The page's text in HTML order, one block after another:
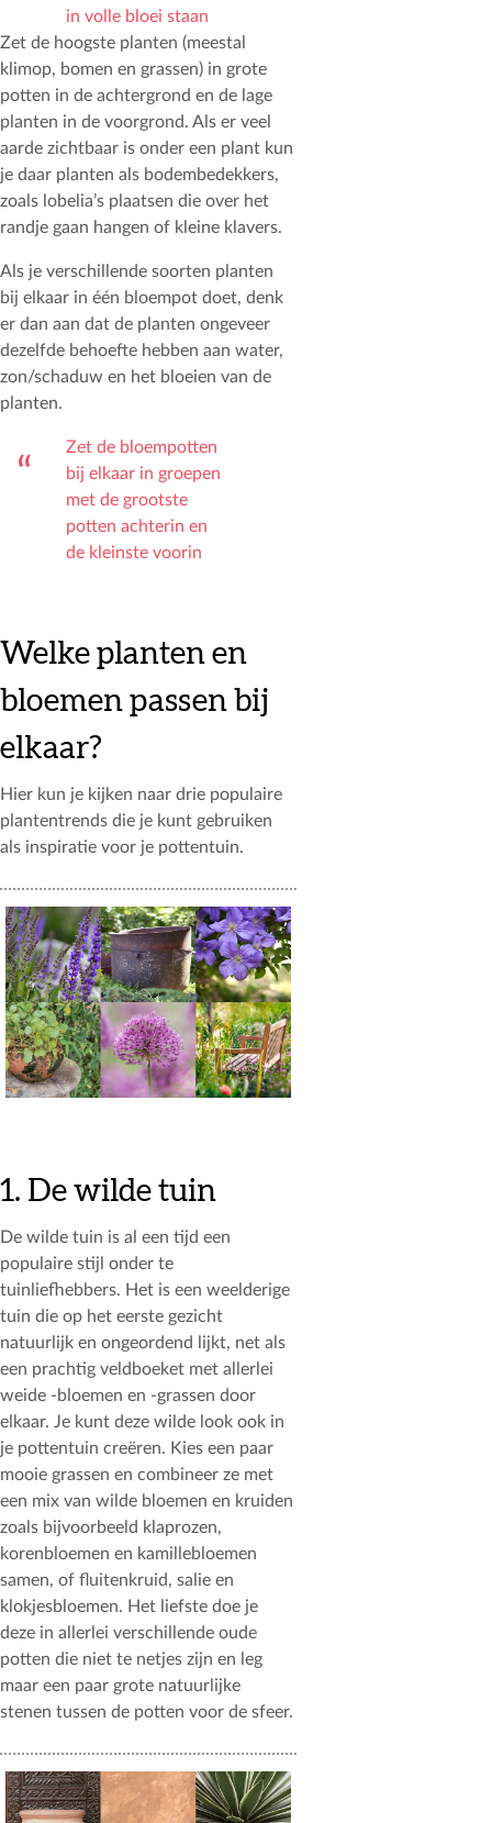
in volle bloei staan
Zet de hoogste planten (meestal
klimop, bomen en grassen) in grote
potten in de achtergrond en de lage
planten in de voorgrond. Als er veel
aarde zichtbaar is onder een plant kun
je daar planten als bodembedekkers,
zoals lobelia’s plaatsen die over het
randje gaan hangen of kleine klavers.
Als je verschillende soorten planten
bij elkaar in één bloempot doet, denk
er dan aan dat de planten ongeveer
dezelfde behoefte hebben aan water,
zon/schaduw en het bloeien van de
planten.
Zet de bloempotten
bij elkaar in groepen
met de grootste
potten achterin en
de kleinste voorin
Welke planten en
bloemen passen bij
elkaar?
Hier kun je kijken naar drie populaire
plantentrends die je kunt gebruiken
als inspiratie voor je pottentuin.
1. De wilde tuin
De wilde tuin is al een tijd een
populaire stijl onder te
tuinliefhebbers. Het is een weelderige
tuin die op het eerste gezicht
natuurlijk en ongeordend lijkt, net als
een prachtig veldboeket met allerlei
weide -bloemen en -grassen door
elkaar. Je kunt deze wilde look ook in
je pottentuin creëren. Kies een paar
mooie grassen en combineer ze met
een mix van wilde bloemen en kruiden
zoals bijvoorbeeld klaprozen,
korenbloemen en kamillebloemen
samen, of fluitenkruid, salie en
klokjesbloemen. Het liefste doe je
deze in allerlei verschillende oude
potten die niet te netjes zijn en leg
maar een paar grote natuurlijke
stenen tussen de potten voor de sfeer.